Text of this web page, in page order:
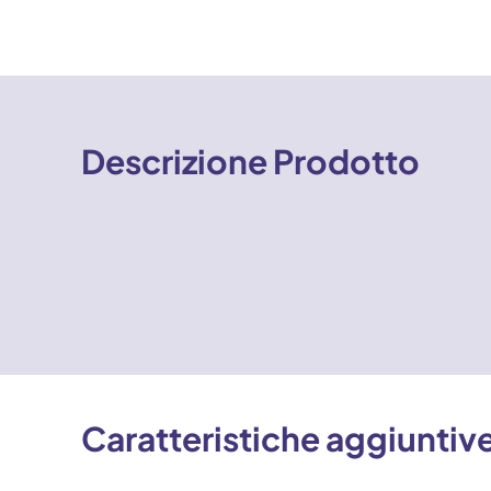
Descrizione Prodotto
Caratteristiche